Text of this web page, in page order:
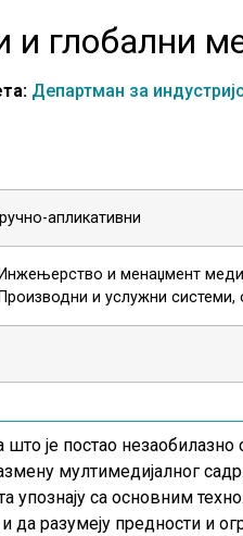
глобални
Департман за
апликативни
Инжењерство и менаџмент
Производни и услужни системи,
што је постао
мултимедијалног
упознају са основним
да разумеју предности и